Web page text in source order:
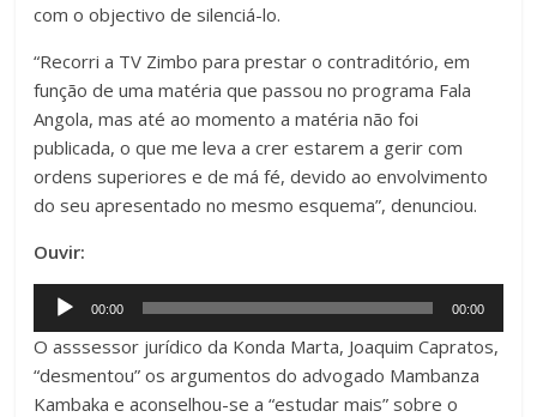
com o objectivo de silenciá-lo.
“Recorri a TV Zimbo para prestar o contraditório, em
função de uma matéria que passou no programa Fala
Angola, mas até ao momento a matéria não foi
publicada, o que me leva a crer estarem a gerir com
ordens superiores e de má fé, devido ao envolvimento
do seu apresentado no mesmo esquema”, denunciou.
Ouvir:
Audio
Player
00:00 00:00
O asssessor jurídico da Konda Marta, Joaquim Capratos,
“desmentou” os argumentos do advogado Mambanza
Kambaka e aconselhou-se a “estudar mais” sobre o